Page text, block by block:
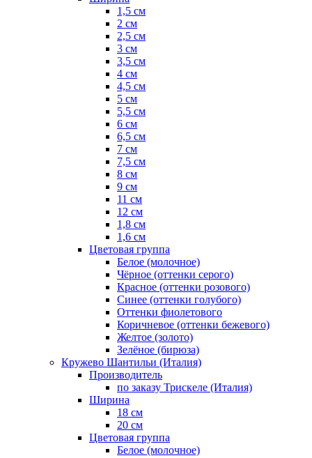
1,5 см
2 см
2,5 см
3 см
3,5 см
4 см
4,5 см
5 см
5,5 см
6 см
6,5 см
7 см
7,5 см
8 см
9 см
11 см
12 см
1,8 см
1,6 см
Цветовая группа
Белое (молочное)
Чёрное (оттенки серого)
Красное (оттенки розового)
Синее (оттенки голубого)
Оттенки фиолетового
Коричневое (оттенки бежевого)
Желтое (золото)
Зелёное (бирюза)
Кружево Шантильи (Италия)
Производитель
по заказу Трискеле (Италия)
Ширина
18 см
20 см
Цветовая группа
Белое (молочное)